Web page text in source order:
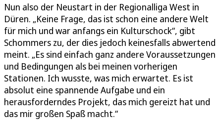
Nun also der Neustart in der Regionalliga West in
Düren. „Keine Frage, das ist schon eine andere Welt
für mich und war anfangs ein Kulturschock“, gibt
Schommers zu, der dies jedoch keinesfalls abwertend
meint. „Es sind einfach ganz andere Voraussetzungen
und Bedingungen als bei meinen vorherigen
Stationen. Ich wusste, was mich erwartet. Es ist
absolut eine spannende Aufgabe und ein
herausforderndes Projekt, das mich gereizt hat und
das mir großen Spaß macht.“